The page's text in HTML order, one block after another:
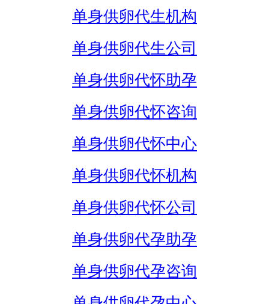
单身供卵代生机构
单身供卵代生公司
单身供卵代怀助孕
单身供卵代怀咨询
单身供卵代怀中心
单身供卵代怀机构
单身供卵代怀公司
单身供卵代孕助孕
单身供卵代孕咨询